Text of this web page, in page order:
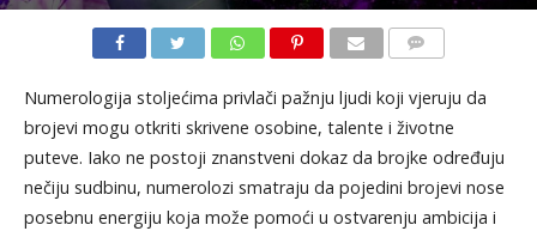
Numerologija stoljećima privlači pažnju ljudi koji vjeruju da
brojevi mogu otkriti skrivene osobine, talente i životne
puteve. Iako ne postoji znanstveni dokaz da brojke određuju
nečiju sudbinu, numerolozi smatraju da pojedini brojevi nose
posebnu energiju koja može pomoći u ostvarenju ambicija i